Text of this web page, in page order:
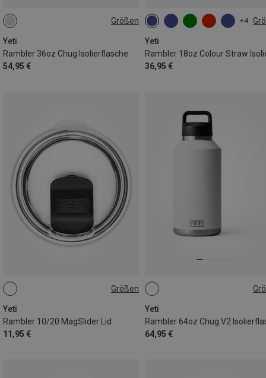
Größen
Yeti
Rambler 36oz Chug Isolierflasche
54,95 €
1.07L
+4
Yeti
36,95 €
532ML
Größen
Yeti
Rambler 10/20 MagSlider Lid
11,95 €
ONE SIZE
Yeti
64,95 €
1.9L